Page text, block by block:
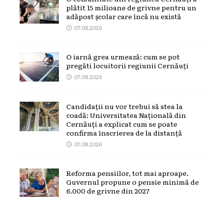
plătit 15 milioane de grivne pentru un
adăpost școlar care încă nu există
07.08.2026
O iarnă grea urmează: cum se pot
pregăti locuitorii regiunii Cernăuți
07.08.2026
Candidații nu vor trebui să stea la
coadă: Universitatea Națională din
Cernăuți a explicat cum se poate
confirma înscrierea de la distanță
07.08.2026
Reforma pensiilor, tot mai aproape.
Guvernul propune o pensie minimă de
6.000 de grivne din 2027